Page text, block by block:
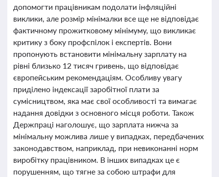
допомогти працівникам подолати інфляційні
виклики, але розмір мінімалки все ще не відповідає
фактичному прожитковому мінімуму, що викликає
критику з боку профспілок і експертів. Вони
пропонують встановити мінімальну зарплату на
рівні близько 12 тисяч гривень, що відповідає
європейським рекомендаціям. Особливу увагу
приділено індексації заробітної плати за
сумісництвом, яка має свої особливості та вимагає
надання довідки з основного місця роботи. Також
Держпраці наголошує, що зарплата нижча за
мінімальну можлива лише у випадках, передбачених
законодавством, наприклад, при невиконанні норм
виробітку працівником. В інших випадках це є
порушенням, що тягне за собою штрафи для